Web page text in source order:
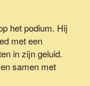
het podium. Hij
met een
in zijn geluid.
samen met